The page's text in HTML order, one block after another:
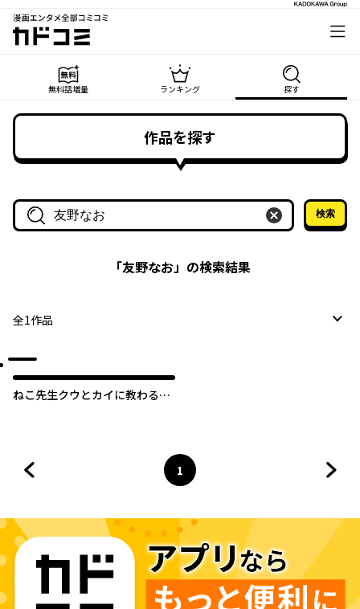
漫画エンタメ全部コミコミ
カドコミ
無料話増量 ランキング 探す
作品を探す
作品名・作家名で探す
検索
「友野なお」の検索結果
全1作品
ねこ先生クウとカイに教わる
ページ
1
へ